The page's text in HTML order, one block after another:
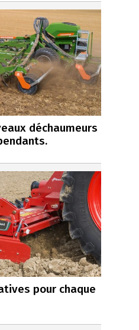
déchaumeurs
pour chaque